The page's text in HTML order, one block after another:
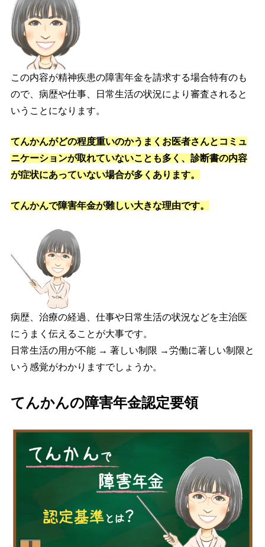
この内容が精神疾患の障害年金を請求する場合特有のも
ので、病歴や仕事、日常生活の状況により審査されると
いうことになります。
てんかんがどの程度重いのかうまくお医者さんとコミュ
ニケーションが取れていないことも多く、診断書の内容
が症状にあっていない場合が多くあります。
てんかんで障害年金が難しい大きな理由です。
病歴、治療の経過、仕事や日常生活の状況などを主治医
にうまく伝えることが大事です。
日常生活の用が不能 → 著しい制限 →労働に著しい制限と
いう感覚がわかりますでしょうか。
てんかんの障害年金認定要領